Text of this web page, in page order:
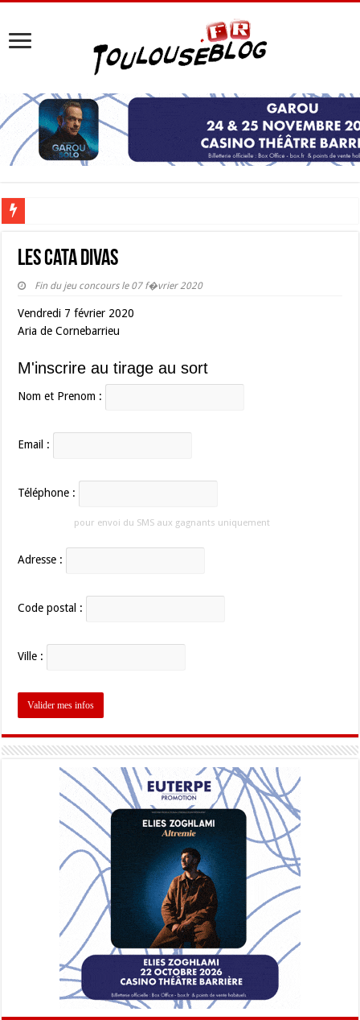
Les Cata Divas
Fin du jeu concours le 07 f�vrier 2020
Vendredi 7 février 2020
Aria de Cornebarrieu
M'inscrire au tirage au sort
Nom et Prenom :
Email :
Téléphone :
pour envoi du SMS aux gagnants uniquement
Adresse :
Code postal :
Ville :